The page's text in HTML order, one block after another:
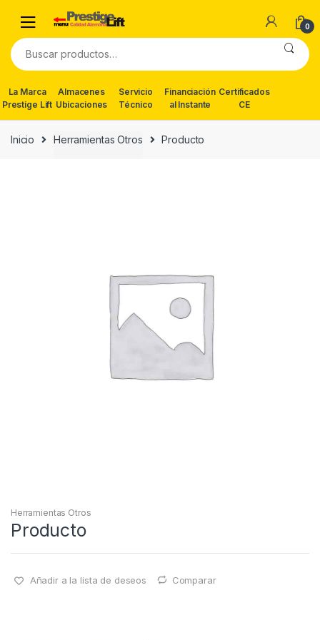
navigation
content
0
Buscar
por:
La Marca
Prestige Lift
Almacenes
Ubicaciones
Servicio
Técnico
Financiación
al Instante
Certificados
CE
Inicio Herramientas Otros Producto
Herramientas Otros
Producto
Añadir a la lista de deseos Comparar